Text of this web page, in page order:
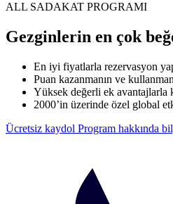
ALL SADAKAT PROGRAMI
Gezginlerin en çok
En iyi fiyatlarla rezervasyon
Puan kazanmanın ve
Yüksek değerli ek avantajlarla
2000’in üzerinde özel global
Ücretsiz kaydol Program hakkında